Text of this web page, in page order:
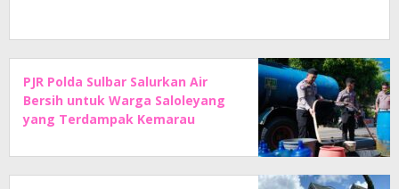
PJR Polda Sulbar Salurkan Air
Bersih untuk Warga Saloleyang
yang Terdampak Kemarau